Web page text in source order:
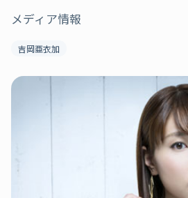
メディア情報
吉岡亜衣加